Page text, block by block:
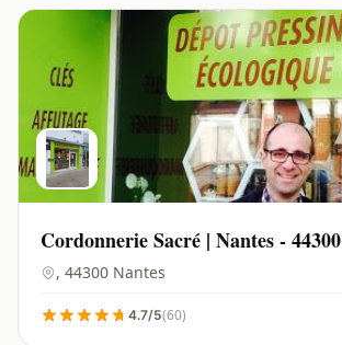
Cordonnerie Sacré | Nantes - 44300
, 44300 Nantes
4.7/5(60)